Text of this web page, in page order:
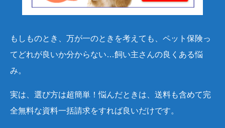
もしものとき、万が一のときを考えても、 ペット保険っ
てどれが良いか分からない…飼い主さんの良くある悩
み。
実は、選び方は超簡単！悩んだときは、送料も含めて完
全無料な資料一括請求をすれば良いだけです。